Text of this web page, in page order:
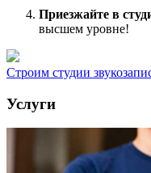
Приезжайте в
высшем уровне!
Строим студии
Услуги